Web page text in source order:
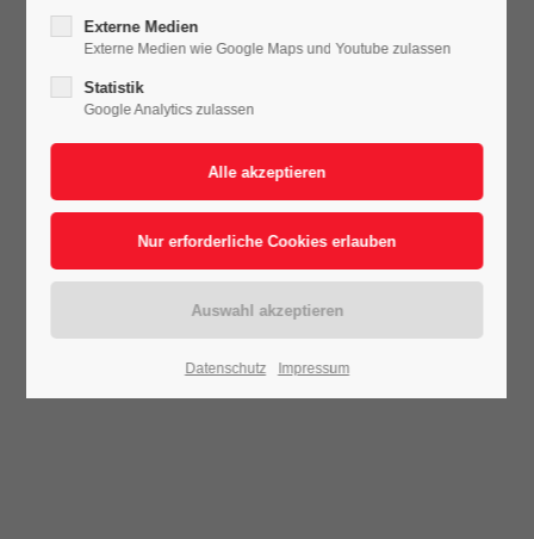
Externe Medien
Externe Medien wie Google Maps und Youtube zulassen
Statistik
Google Analytics zulassen
Datenschutz Impressum